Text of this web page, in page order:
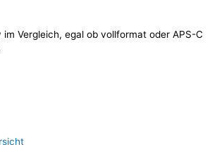
im Vergleich, egal ob vollformat oder APS-C